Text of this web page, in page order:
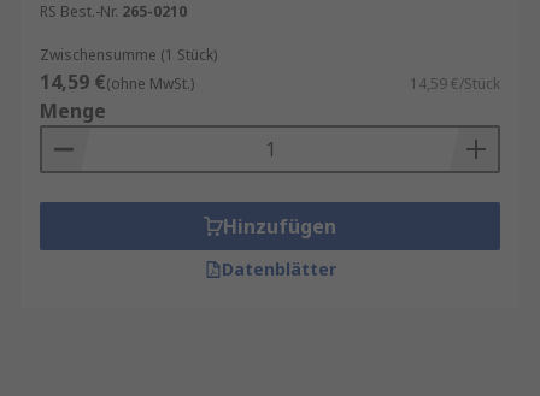
RS Best.-Nr. 265-0210
Zwischensumme (1 Stück)
14,59 €(ohne MwSt.) 14,59 €/Stück
Menge
Hinzufügen
Datenblätter